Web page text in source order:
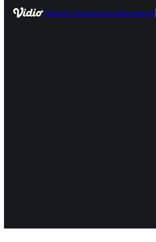
HomeLiveSportsSeriesMoviesKids